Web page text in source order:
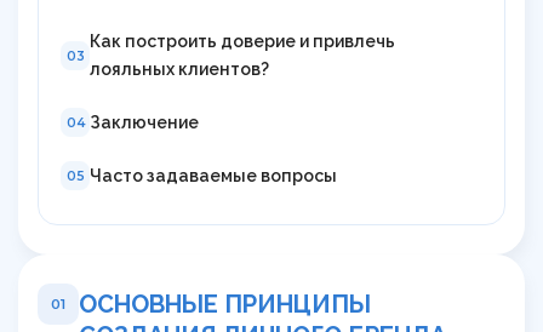
03
Как построить доверие и привлечь
лояльных клиентов?
04 Заключение
05 Часто задаваемые вопросы
01
ОСНОВНЫЕ ПРИНЦИПЫ